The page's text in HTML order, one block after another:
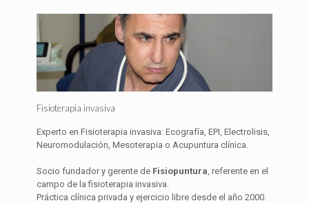
Fisioterapia invasiva
Experto en Fisioterapia invasiva: Ecografía, EPI, Electrolisis,
Neuromodulación, Mesoterapia o Acupuntura clínica.
Socio fundador y gerente de Fisiopuntura , referente en el
campo de la fisioterapia invasiva.
Práctica clínica privada y ejercicio libre desde el año 2000.